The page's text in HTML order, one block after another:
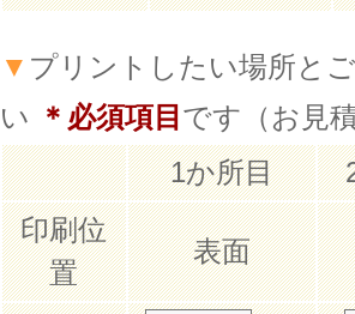
▼ プリントしたい場所と
い ＊必須項目 です（お見
1か所目
印刷位
置
表面